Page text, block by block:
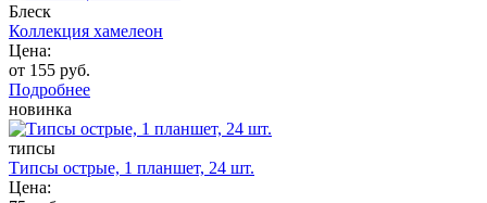
Блеск
Коллекция хамелеон
Цена:
от 155 руб.
Подробнее
новинка
типсы
Типсы острые, 1 планшет, 24 шт.
Цена: